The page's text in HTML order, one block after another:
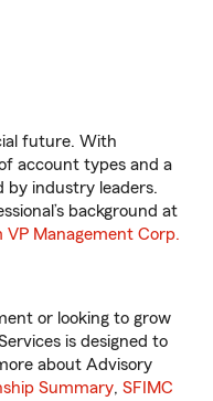
future. With
account types and a
by industry leaders.
background at
VP Management Corp.
or looking to grow
is designed to
about Advisory
Summary, SFIMC